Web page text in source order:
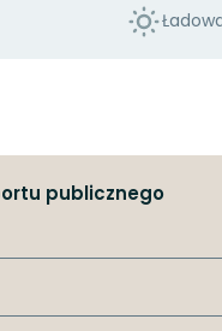
publicznego